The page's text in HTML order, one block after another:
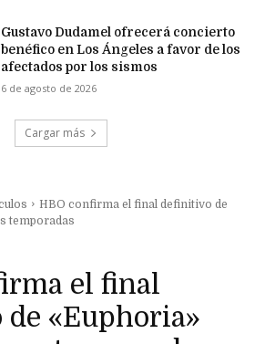
Gustavo Dudamel ofrecerá concierto
benéfico en Los Ángeles a favor de los
afectados por los sismos
6 de agosto de 2026
Cargar más